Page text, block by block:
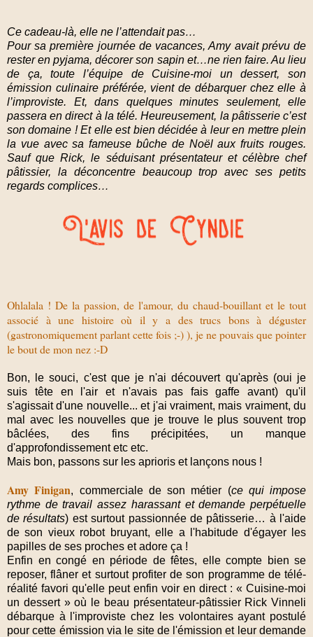
Ce cadeau-là, elle ne l’attendait pas…
Pour sa première journée de vacances, Amy avait prévu de
rester en pyjama, décorer son sapin et…ne rien faire. Au lieu
de ça, toute l’équipe de Cuisine-moi un dessert, son
émission culinaire préférée, vient de débarquer chez elle à
l’improviste. Et, dans quelques minutes seulement, elle
passera en direct à la télé. Heureusement, la pâtisserie c’est
son domaine ! Et elle est bien décidée à leur en mettre plein
la vue avec sa fameuse bûche de Noël aux fruits rouges.
Sauf que Rick, le séduisant présentateur et célèbre chef
pâtissier, la déconcentre beaucoup trop avec ses petits
regards complices…
Ohlalala ! De la passion, de l'amour, du chaud-bouillant et le tout
associé à une histoire où il y a des trucs bons à déguster
(gastronomiquement parlant cette fois ;-) ), je ne pouvais que pointer
le bout de mon nez :-D
Bon, le souci, c'est que je n'ai découvert qu'après (oui je
suis tête en l'air et n'avais pas fais gaffe avant) qu'il
s'agissait d'une nouvelle... et j'ai vraiment, mais vraiment, du
mal avec les nouvelles que je trouve le plus souvent trop
bâclées, des fins précipitées, un manque
d'approfondissement etc etc.
Mais bon, passons sur les aprioris et lançons nous !
Amy Finigan, commerciale de son métier (ce qui impose
rythme de travail assez harassant et demande perpétuelle
de résultats) est surtout passionnée de pâtisserie… à l'aide
de son vieux robot bruyant, elle a l'habitude d'égayer les
papilles de ses proches et adore ça !
Enfin en congé en période de fêtes, elle compte bien se
reposer, flâner et surtout profiter de son programme de télé-
réalité favori qu'elle peut enfin voir en direct : « Cuisine-moi
un dessert » où le beau présentateur-pâtissier Rick Vinneli
débarque à l'improviste chez les volontaires ayant postulé
pour cette émission via le site de l'émission et leur demande